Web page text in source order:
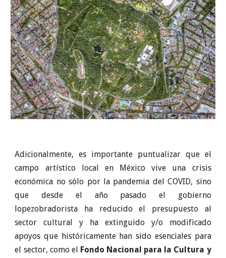
Adicionalmente, es importante puntualizar que el
campo artístico local en México vive una crisis
económica no sólo por la pandemia del COVID, sino
que desde el año pasado el gobierno
lopezobradorista ha reducido el presupuesto al
sector cultural y ha extinguido y/o modificado
apoyos que históricamente han sido esenciales para
el sector, como el Fondo Nacional para la Cultura y